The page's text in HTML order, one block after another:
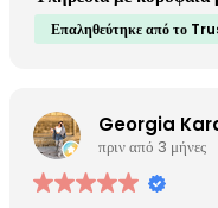
Επαληθεύτηκε από το
Georgia
πριν από 3 μήνες